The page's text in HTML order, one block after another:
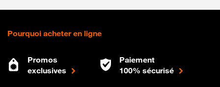
Pourquoi acheter en ligne
Promos
exclusives
Paiement
100% sécurisé